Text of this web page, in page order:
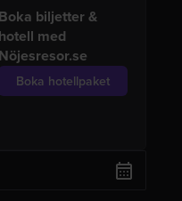
Boka biljetter &
hotell med
Nöjesresor.se
Boka hotellpaket